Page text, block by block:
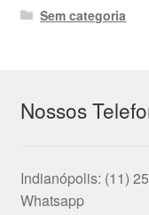
Sem categoria
Nossos
Indianópolis: (11)
Whatsapp